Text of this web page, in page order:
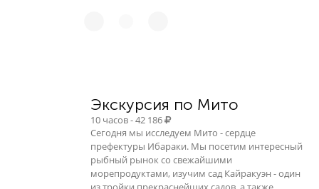
Экскурсия по Мито
10 часов - 42 186
Сегодня мы исследуем Мито - сердце
префектуры Ибараки. Мы посетим интересный
рыбный рынок со свежайшими
морепродуктами, изучим сад Кайракуэн - один